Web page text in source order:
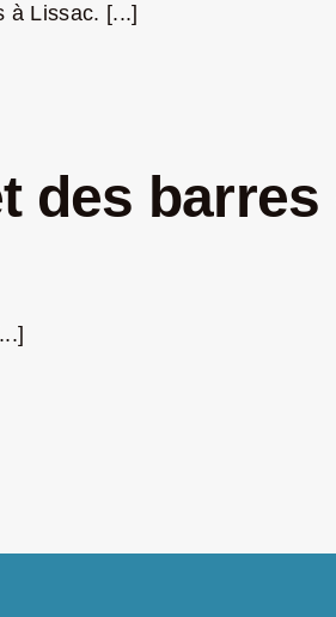
à Lissac. [...]
des